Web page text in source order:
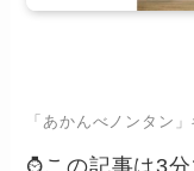
「あかんべノンタン